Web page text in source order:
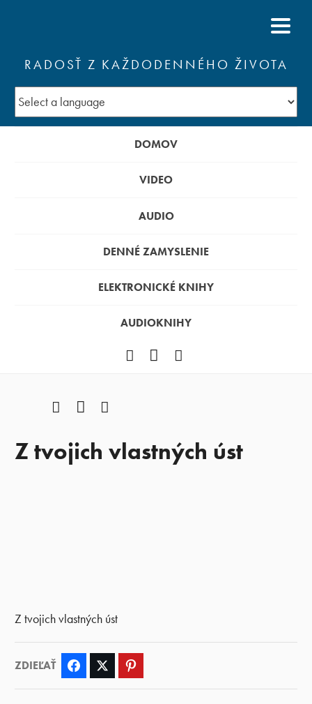
RADOSŤ Z KAŽDODENNÉHO ŽIVOTA
DOMOV
VIDEO
AUDIO
DENNÉ ZAMYSLENIE
ELEKTRONICKÉ KNIHY
AUDIOKNIHY
Facebook
YouTube
FacebookYouTube
Z tvojich vlastných úst
Z tvojich vlastných úst
ZDIEĽAŤ Facebook Twitter